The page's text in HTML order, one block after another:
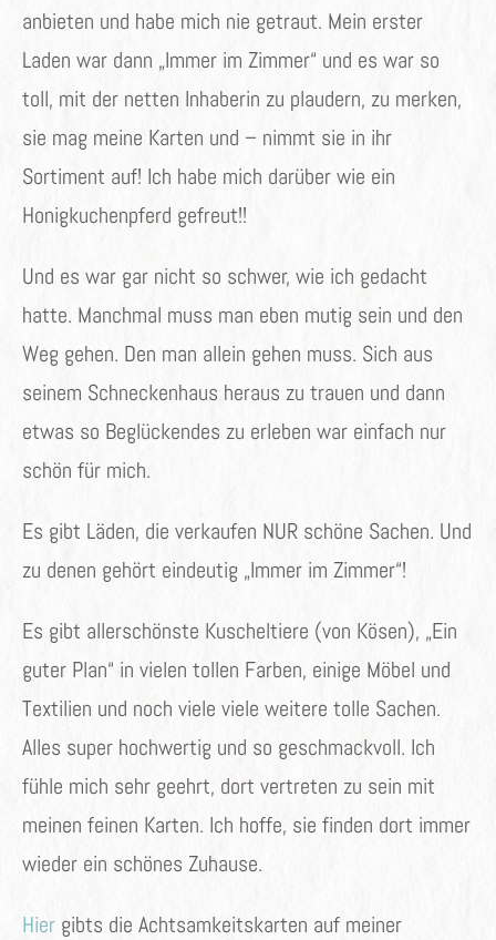
anbieten und habe mich nie getraut. Mein erster
Laden war dann „Immer im Zimmer“ und es war so
toll, mit der netten Inhaberin zu plaudern, zu merken,
sie mag meine Karten und – nimmt sie in ihr
Sortiment auf! Ich habe mich darüber wie ein
Honigkuchenpferd gefreut!!
Und es war gar nicht so schwer, wie ich gedacht
hatte. Manchmal muss man eben mutig sein und den
Weg gehen. Den man allein gehen muss. Sich aus
seinem Schneckenhaus heraus zu trauen und dann
etwas so Beglückendes zu erleben war einfach nur
schön für mich.
Es gibt Läden, die verkaufen NUR schöne Sachen. Und
zu denen gehört eindeutig „Immer im Zimmer“!
Es gibt allerschönste Kuscheltiere (von Kösen), „Ein
guter Plan“ in vielen tollen Farben, einige Möbel und
Textilien und noch viele viele weitere tolle Sachen.
Alles super hochwertig und so geschmackvoll. Ich
fühle mich sehr geehrt, dort vertreten zu sein mit
meinen feinen Karten. Ich hoffe, sie finden dort immer
wieder ein schönes Zuhause.
Hier gibts die Achtsamkeitskarten auf meiner